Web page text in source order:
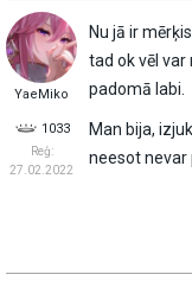
YaeMiko
1033
Reģ:
27.02.2022
Nu jā ir
tad ok vēl
padomā labi.
Man bija,
neesot nevar